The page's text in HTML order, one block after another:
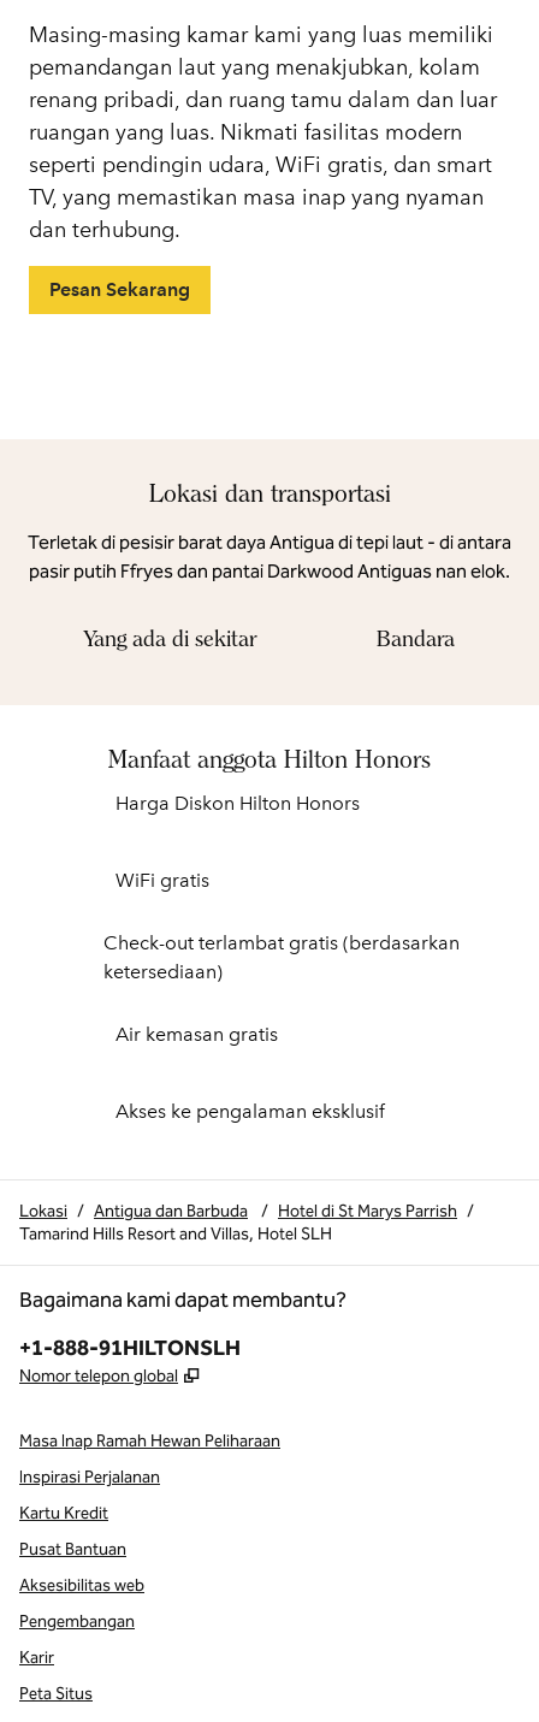
Masing-masing kamar kami yang luas memiliki
pemandangan laut yang menakjubkan, kolam
renang pribadi, dan ruang tamu dalam dan luar
ruangan yang luas. Nikmati fasilitas modern
seperti pendingin udara, WiFi gratis, dan smart
TV, yang memastikan masa inap yang nyaman
dan terhubung.
Pesan Sekarang
Lokasi dan transportasi
Terletak di pesisir barat daya Antigua di tepi laut - di antara
pasir putih Ffryes dan pantai Darkwood Antiguas nan elok.
Yang ada di sekitar Bandara
Manfaat anggota Hilton Honors
Harga Diskon Hilton Honors
WiFi gratis
Check-out terlambat gratis (berdasarkan
ketersediaan)
Air kemasan gratis
Akses ke pengalaman eksklusif
Lokasi / Antigua dan Barbuda / Hotel di St Marys Parrish /
Tamarind Hills Resort and Villas, Hotel SLH
Bagaimana kami dapat membantu?
Telepon:
+1-888-91HILTONSLH
Nomor telepon global ,
Masa Inap Ramah Hewan Peliharaan
Inspirasi Perjalanan
Kartu Kredit
Pusat Bantuan
Aksesibilitas web
Pengembangan
Karir
Peta Situs